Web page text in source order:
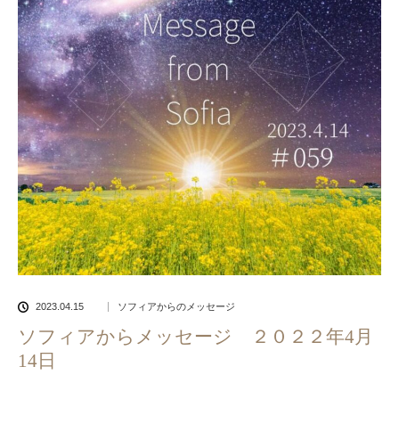
2023.04.15 ソフィアからのメッセージ
ソフィアからメッセージ ２０２２年4月
14日